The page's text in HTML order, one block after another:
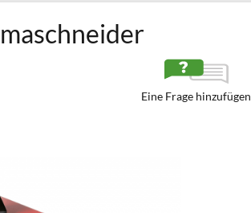
Eine Frage hinzufügen